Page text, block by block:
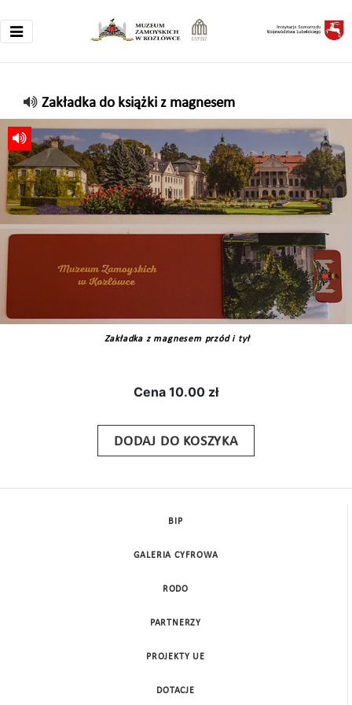
Zakładka do książki z magnesem
Zakładka z magnesem przód i tył
Cena 10.00 zł
DODAJ DO KOSZYKA
BIP
GALERIA CYFROWA
RODO
PARTNERZY
PROJEKTY UE
DOTACJE